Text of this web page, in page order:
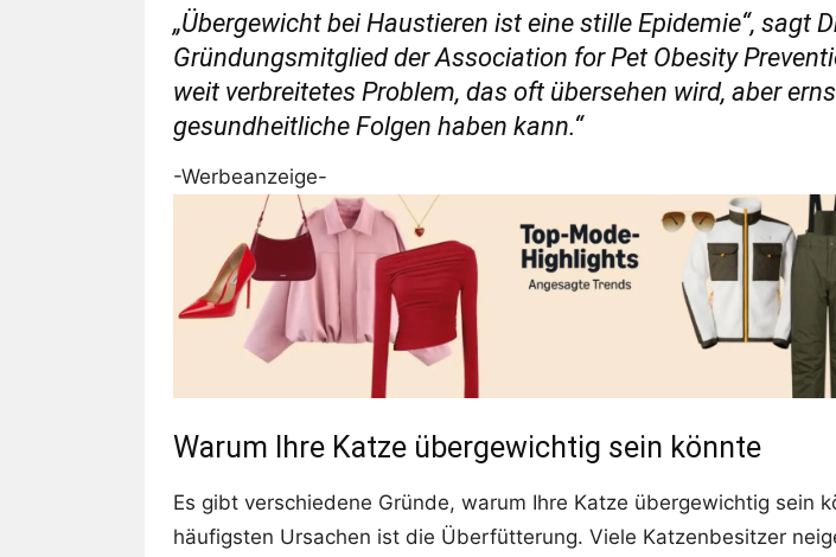
„Übergewicht bei Haustieren ist eine stille Epidemie“, sagt
Gründungsmitglied der Association for Pet Obesity
weit verbreitetes Problem, das oft übersehen wird, aber
gesundheitliche Folgen haben kann.“
-Werbeanzeige-
Warum Ihre Katze übergewichtig sein könnte
Es gibt verschiedene Gründe, warum Ihre Katze übergewichtig sein
häufigsten Ursachen ist die Überfütterung. Viele Katzenbesitzer